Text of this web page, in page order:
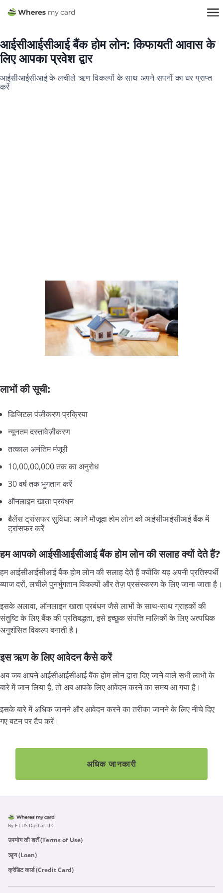
आईसीआईसीआई बैंक होम लोन: किफायती आवास के
लिए आपका प्रवेश द्वार
आईसीआईसीआई के लचीले ऋण विकल्पों के साथ अपने सपनों का घर प्राप्त
करें
लाभों की सूची:
डिजिटल पंजीकरण प्रक्रिया
न्यूनतम दस्तावेज़ीकरण
तत्काल अनंतिम मंजूरी
10,00,00,000 तक का अनुरोध
30 वर्ष तक भुगतान करें
ऑनलाइन खाता प्रबंधन
बैलेंस ट्रांसफर सुविधा: अपने मौजूदा होम लोन को आईसीआईसीआई बैंक में
ट्रांसफर करें
हम आपको आईसीआईसीआई बैंक होम लोन की सलाह क्यों देते हैं?
हम आईसीआईसीआई बैंक होम लोन की सलाह देते हैं क्योंकि यह अपनी प्रतिस्पर्धी
ब्याज दरों, लचीले पुनर्भुगतान विकल्पों और तेज़ प्रसंस्करण के लिए जाना जाता है।
इसके अलावा, ऑनलाइन खाता प्रबंधन जैसे लाभों के साथ-साथ ग्राहकों की
संतुष्टि के लिए बैंक की प्रतिबद्धता, इसे इच्छुक संपत्ति मालिकों के लिए अत्यधिक
अनुशंसित विकल्प बनाती है।
इस ऋण के लिए आवेदन कैसे करें
अब जब आपने आईसीआईसीआई बैंक होम लोन द्वारा दिए जाने वाले सभी लाभों के
बारे में जान लिया है, तो अब आपके लिए आवेदन करने का समय आ गया है।
इसके बारे में अधिक जानने और आवेदन करने का तरीका जानने के लिए नीचे दिए
गए बटन पर टैप करें।
अधिक जानकारी
By ETUS Digital LLC
उपयोग की शर्तें (Terms of Use)
ऋृण (Loan)
क्रेडिट कार्ड (Credit Card)